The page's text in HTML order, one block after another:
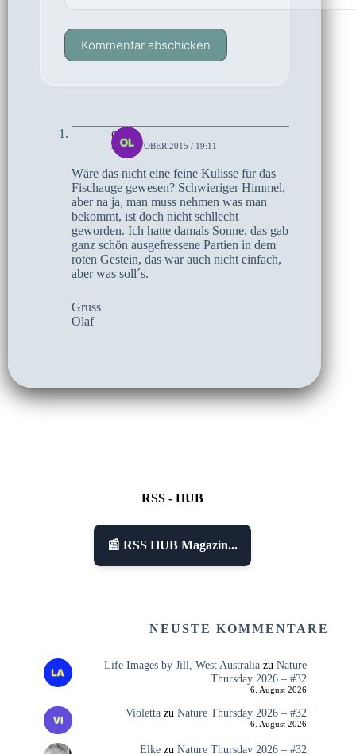
Kommentar abschicken
olaf
26. OKTOBER 2015 / 19:11
Wäre das nicht eine feine Kulisse für das
Fischauge gewesen? Schwieriger Himmel,
aber na ja, man muss nehmen was man
bekommt, ist doch nicht schllecht
geworden. Ich hatte damals Sonne, das gab
ganz schön ausgefressene Partien in dem
roten Gestein, das war auch nicht einfach,
aber was soll´s.
Gruss
Olaf
RSS - HUB
📰 RSS HUB Magazin...
NEUSTE KOMMENTARE
Life Images by Jill, West Australiazu Nature
Thursday 2026 – #32
6. August 2026
Violettazu Nature Thursday 2026 – #32
6. August 2026
Elkezu Nature Thursday 2026 – #32